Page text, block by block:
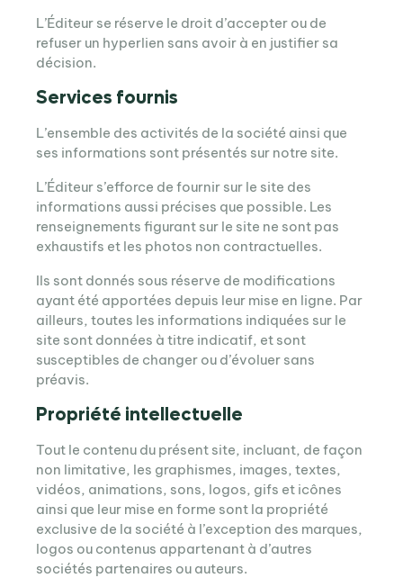
L’Éditeur se réserve le droit d’accepter ou de
refuser un hyperlien sans avoir à en justifier sa
décision.
Services fournis
L’ensemble des activités de la société ainsi que
ses informations sont présentés sur notre site.
L’Éditeur s’efforce de fournir sur le site des
informations aussi précises que possible. Les
renseignements figurant sur le site ne sont pas
exhaustifs et les photos non contractuelles.
Ils sont donnés sous réserve de modifications
ayant été apportées depuis leur mise en ligne. Par
ailleurs, toutes les informations indiquées sur le
site sont données à titre indicatif, et sont
susceptibles de changer ou d’évoluer sans
préavis.
Propriété intellectuelle
Tout le contenu du présent site, incluant, de façon
non limitative, les graphismes, images, textes,
vidéos, animations, sons, logos, gifs et icônes
ainsi que leur mise en forme sont la propriété
exclusive de la société à l’exception des marques,
logos ou contenus appartenant à d’autres
sociétés partenaires ou auteurs.